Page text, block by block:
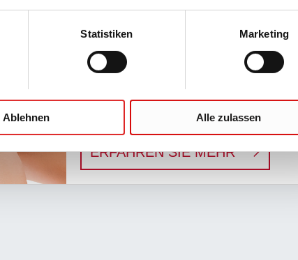
Statistiken Marketing
Ablehnen Alle zulassen
ERFAHREN SIE MEHR :
Präanalytischer Workflow
ERFAHREN SIE MEHR: